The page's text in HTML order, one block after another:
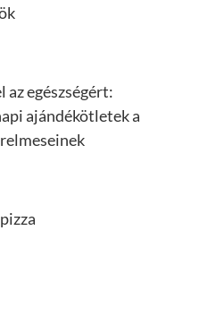
az egészségért:
ajándékötletek a